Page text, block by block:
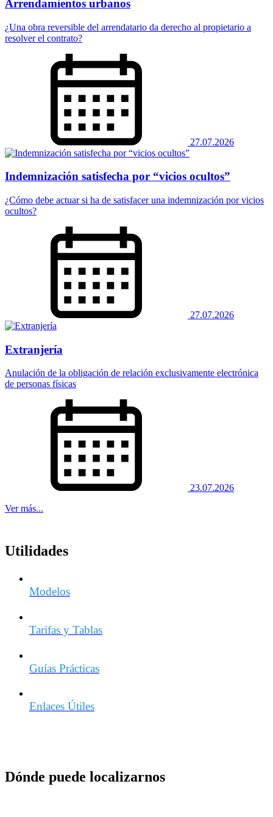
Arrendamientos urbanos
¿Una obra reversible del arrendatario da derecho al propietario a
resolver el contrato?
27.07.2026
Indemnización satisfecha por “vicios ocultos”
¿Cómo debe actuar si ha de satisfacer una indemnización por vicios
ocultos?
27.07.2026
Extranjería
Anulación de la obligación de relación exclusivamente electrónica
de personas físicas
23.07.2026
Ver más...
Utilidades
Modelos
Tarifas y Tablas
Guías Prácticas
Enlaces Útiles
Dónde puede localizarnos